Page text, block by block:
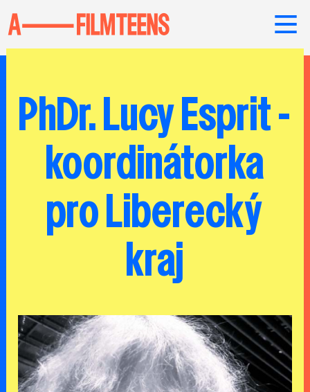
PhDr. Lucy Esprit -
koordinátorka
pro Liberecký
kraj